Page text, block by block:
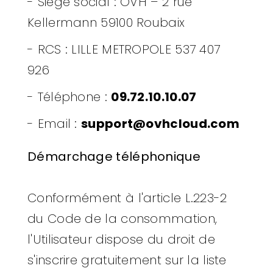
Kellermann 59100 Roubaix
- RCS : LILLE METROPOLE 537 407
926
- Téléphone : 09.72.10.10.07
- Email : support@ovhcloud.com
Démarchage téléphonique
Conformément à l'article L.223-2
du Code de la consommation,
l'Utilisateur dispose du droit de
s'inscrire gratuitement sur la liste